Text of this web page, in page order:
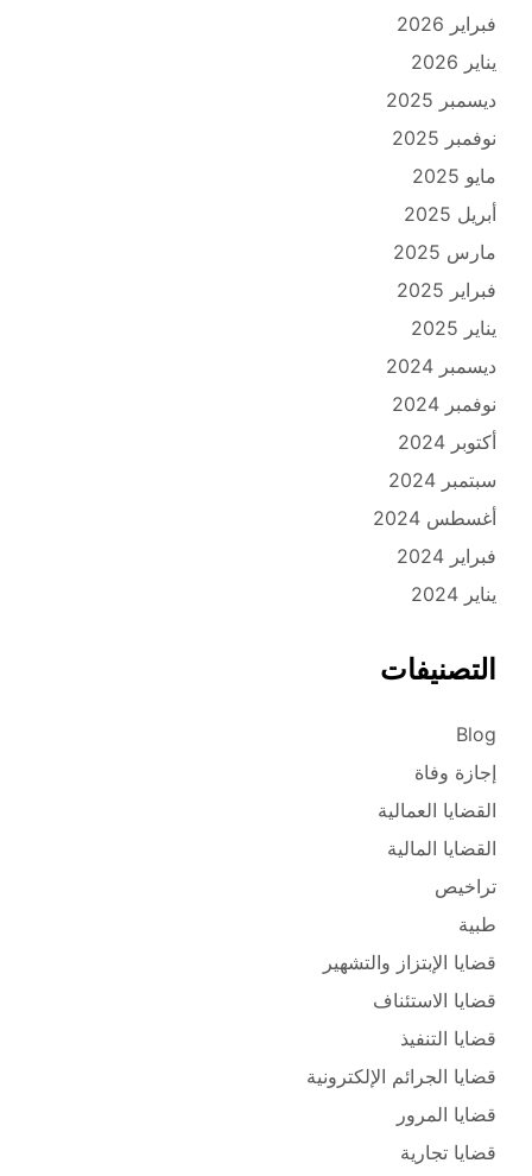
فبراير 2026
يناير 2026
ديسمبر 2025
نوفمبر 2025
مايو 2025
أبريل 2025
مارس 2025
فبراير 2025
يناير 2025
ديسمبر 2024
نوفمبر 2024
أكتوبر 2024
سبتمبر 2024
أغسطس 2024
فبراير 2024
يناير 2024
التصنيفات
Blog
إجازة وفاة
القضايا العمالية
القضايا المالية
تراخيص
طبية
قضايا الإبتزاز والتشهير
قضايا الاستئناف
قضايا التنفيذ
قضايا الجرائم الإلكترونية
قضايا المرور
قضايا تجارية